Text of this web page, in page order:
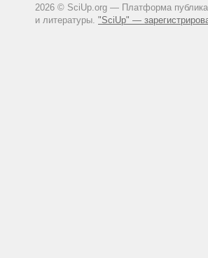
2026 © SciUp.org — Платформа
и литературы. "SciUp" —